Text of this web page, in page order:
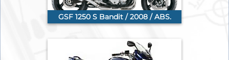
GSF 1250 S Bandit / 2008 / ABS.